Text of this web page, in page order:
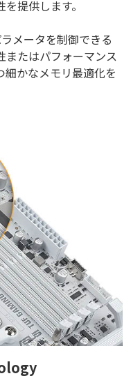
提供します。
メータを制御できる
またはパフォーマンス
かなメモリ最適化を